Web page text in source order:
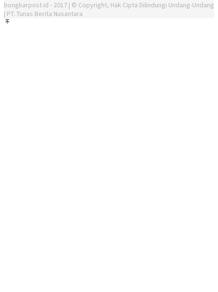
bongkarpost.id - 2017 | © Copyright, Hak Cipta Dilindungi Undang-Undang
| PT. Tunas Berita Nusantara